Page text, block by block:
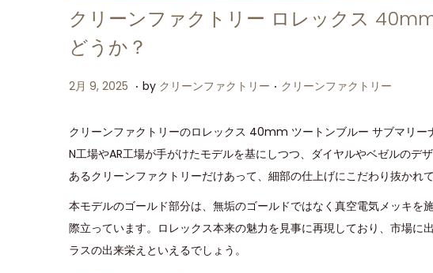
クリーンファクトリー ロレックス
どうか？
P
s
t
e
o
n
2月 9, 2025 2
9
,
2
. by クリーンファクトリー . P
s
t
e
n
クリーンファクトリー
クリーンファクトリーのロレックス 40mm ツートンブルー サブマリ
N工場やAR工場が手がけたモデルを基にしつつ、ダイヤルやベゼルの
あるクリーンファクトリーだけあって、細部の仕上げにこだわり抜かれて
本モデルのゴールド部分は、無垢のゴールドではなく真空電気メッキ
際立っています。ロレックス本来の魅力を見事に再現しており、市場
ラスの出来栄えといえるでしょう。